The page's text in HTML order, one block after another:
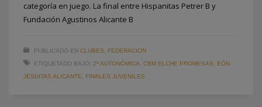
categoría en juego. La final entre Hispanitas Petrer B y
Fundación Agustinos Alicante B
PUBLICADO EN CLUBES
FEDERACION
ETIQUETADO BAJO: 2ª AUTONÓMICA CBM ELCHE PROMESAS
EÓN
JESUITAS ALICANTE
FINALES JUVENILES